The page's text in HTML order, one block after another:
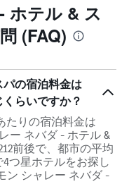
ホテル & ス
(FAQ)
の宿泊料金は
らいですか？
たりの宿泊料金は
ー ネバダ - ホテル &
前後で、都市の平均
つ星ホテルをお探し
ン シャレー ネバダ -